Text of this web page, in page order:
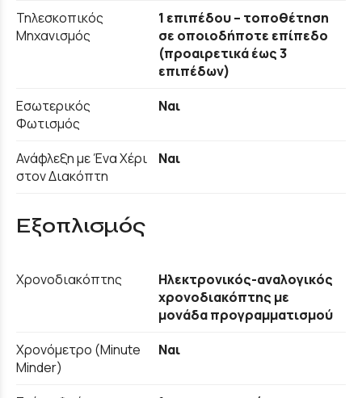
Τηλεσκοπικός
Μηχανισμός
1 επιπέδου – τοποθέτηση
σε οποιοδήποτε επίπεδο
(προαιρετικά έως 3
επιπέδων)
Εσωτερικός
Φωτισμός
Ναι
Ανάφλεξη με Ένα Χέρι
στον Διακόπτη
Ναι
Εξοπλισμός
Χρονοδιακόπτης
Ηλεκτρονικός-αναλογικός
χρονοδιακόπτης με
μονάδα προγραμματισμού
Χρονόμετρο (Minute
Minder)
Ναι